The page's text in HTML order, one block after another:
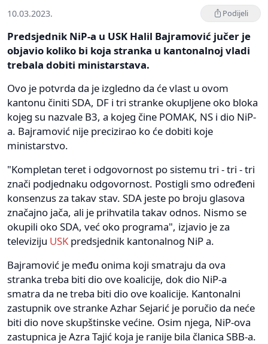
10.03.2023. Podijeli
Predsjednik NiP-a u USK Halil Bajramović jučer je
objavio koliko bi koja stranka u kantonalnoj vladi
trebala dobiti ministarstava.
Ovo je potvrda da je izgledno da će vlast u ovom
kantonu činiti SDA, DF i tri stranke okupljene oko bloka
kojeg su nazvale B3, a kojeg čine POMAK, NS i dio NiP-
a. Bajramović nije precizirao ko će dobiti koje
ministarstvo.
"Kompletan teret i odgovornost po sistemu tri - tri - tri
znači podjednaku odgovornost. Postigli smo određeni
konsenzus za takav stav. SDA jeste po broju glasova
značajno jača, ali je prihvatila takav odnos. Nismo se
okupili oko SDA, već oko programa", izjavio je za
televiziju USK predsjednik kantonalnog NiP a.
Bajramović je među onima koji smatraju da ova
stranka treba biti dio ove koalicije, dok dio NiP-a
smatra da ne treba biti dio ove koalicije. Kantonalni
zastupnik ove stranke Azhar Sejarić je poručio da neće
biti dio nove skupštinske većine. Osim njega, NiP-ova
zastupnica je Azra Tajić koja je ranije bila članica SBB-a.